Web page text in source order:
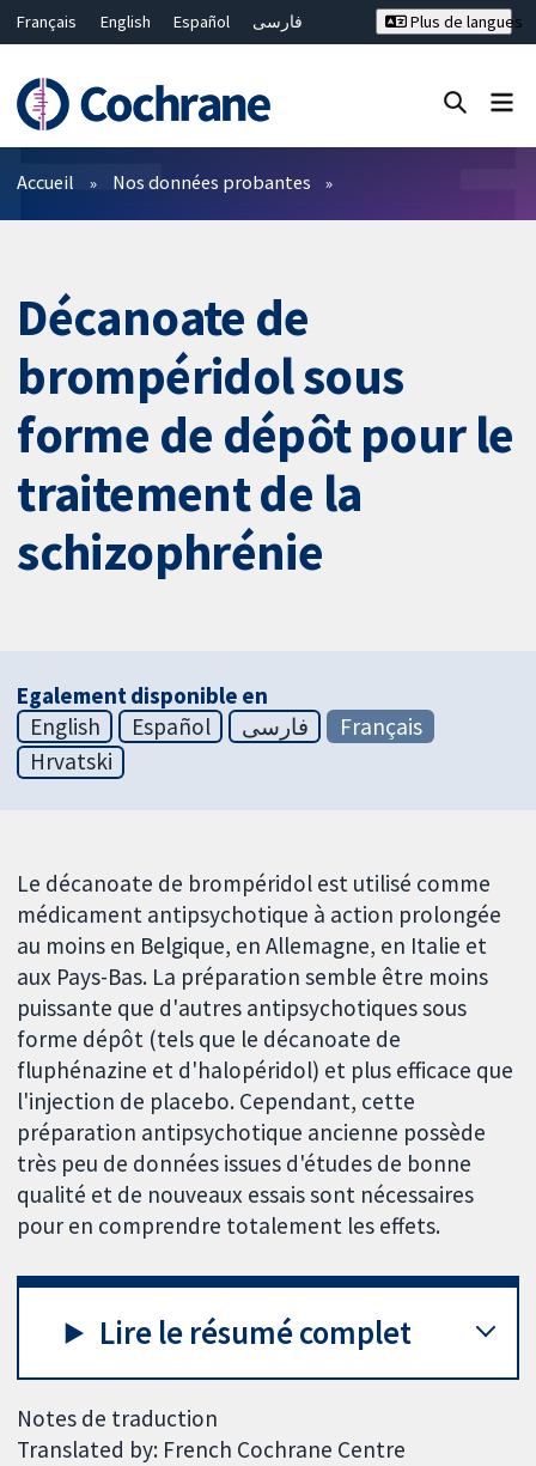
Français English Español
فارسی
Bahasa Malaysia
ไทย
繁體中文
简体中文
Plus de langues
Filtres
Accueil Nos données probantes
Décanoate de
brompéridol sous
forme de dépôt pour le
traitement de la
schizophrénie
Egalement disponible en
English
Español فارسی
Français
Hrvatski
Le décanoate de brompéridol est utilisé comme
médicament antipsychotique à action prolongée
au moins en Belgique, en Allemagne, en Italie et
aux Pays-Bas. La préparation semble être moins
puissante que d'autres antipsychotiques sous
forme dépôt (tels que le décanoate de
fluphénazine et d'halopéridol) et plus efficace que
l'injection de placebo. Cependant, cette
préparation antipsychotique ancienne possède
très peu de données issues d'études de bonne
qualité et de nouveaux essais sont nécessaires
pour en comprendre totalement les effets.
Lire le résumé complet
Notes de traduction
Translated by: French Cochrane Centre